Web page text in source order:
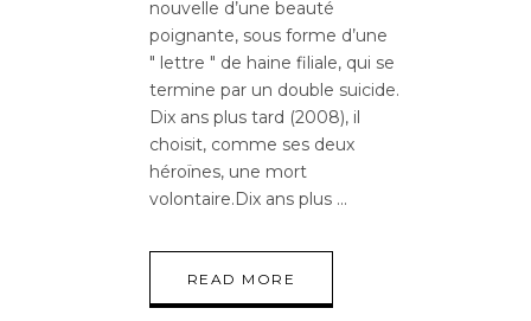
nouvelle d’une beauté
poignante, sous forme d’une
" lettre " de haine filiale, qui se
termine par un double suicide.
Dix ans plus tard (2008), il
choisit, comme ses deux
héroïnes, une mort
volontaire.Dix ans plus
READ MORE